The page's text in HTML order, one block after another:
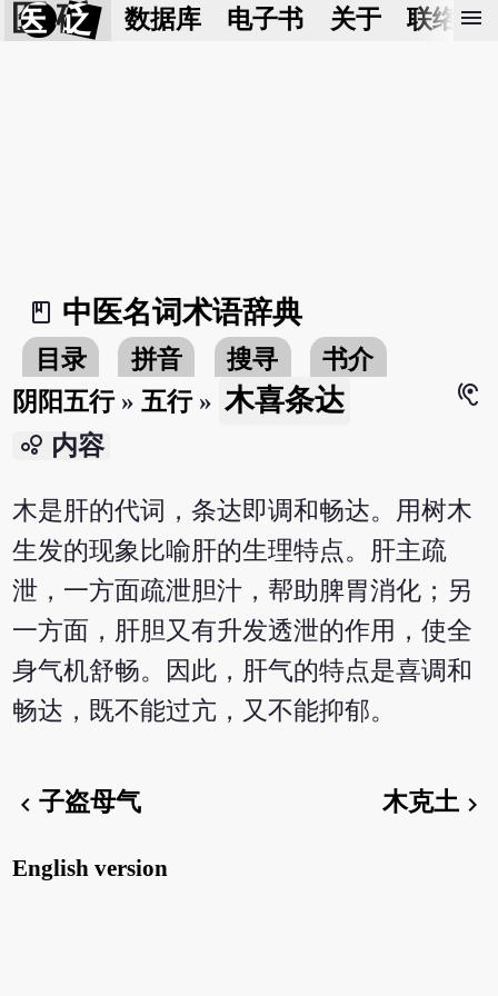
医 砭 数据库 电子书 关于 联络我
menu
book_2
中医名词术语辞典
目录 拼音 搜寻
书介
阴阳五行»五行» 木喜条达
hearing
bubble_chart 内容
木是肝的代词，条达即调和畅达。用树木
生发的现象比喻肝的生理特点。肝主疏
泄，一方面疏泄胆汁，帮助脾胃消化；另
一方面，肝胆又有升发透泄的作用，使全
身气机舒畅。因此，肝气的特点是喜调和
畅达，既不能过亢，又不能抑郁。
chevron_left子盗母气 木克土chevron_right
English version